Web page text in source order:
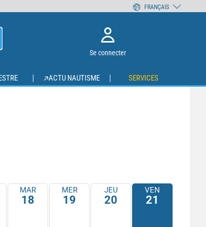
Se connecter
ACTU NAUTISME SERVICES
MAR
18
MER
19
JEU
20
VEN
21
FRANÇAIS